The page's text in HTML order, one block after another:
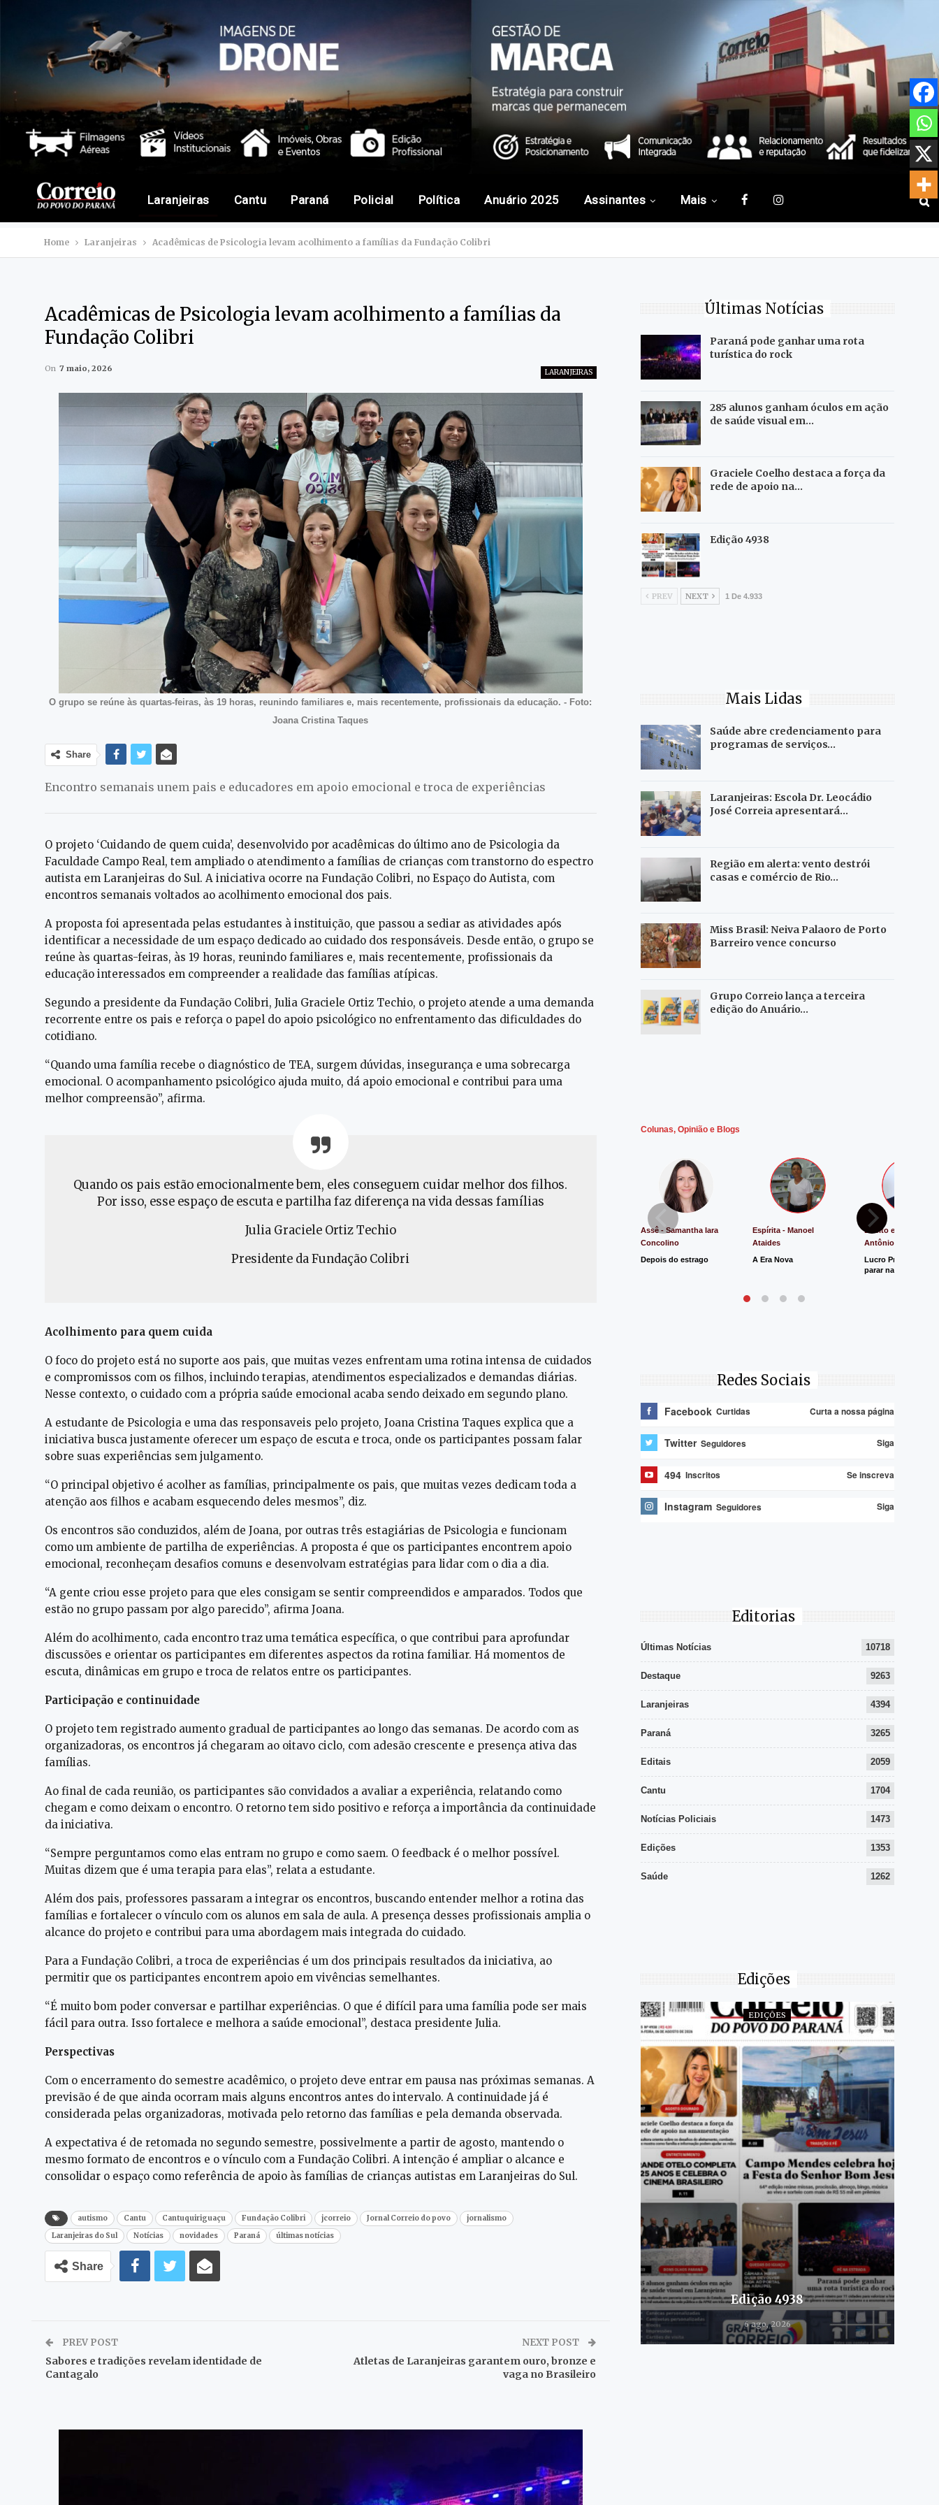
Laranjeiras Cantu Paraná Policial Política Anuário 2025 Assinantes Mais
Home Laranjeiras Acadêmicas de Psicologia levam acolhimento a famílias da Fundação Colibri
Acadêmicas de Psicologia levam acolhimento a famílias da
Fundação Colibri
LARANJEIRAS
On 7 maio, 2026
O grupo se reúne às quartas-feiras, às 19 horas, reunindo familiares e, mais recentemente, profissionais da educação. - Foto:
Joana Cristina Taques
Share
Encontro semanais unem pais e educadores em apoio emocional e troca de experiências
O projeto ‘Cuidando de quem cuida’, desenvolvido por acadêmicas do último ano de Psicologia da
Faculdade Campo Real, tem ampliado o atendimento a famílias de crianças com transtorno do espectro
autista em Laranjeiras do Sul. A iniciativa ocorre na Fundação Colibri, no Espaço do Autista, com
encontros semanais voltados ao acolhimento emocional dos pais.
A proposta foi apresentada pelas estudantes à instituição, que passou a sediar as atividades após
identificar a necessidade de um espaço dedicado ao cuidado dos responsáveis. Desde então, o grupo se
reúne às quartas-feiras, às 19 horas, reunindo familiares e, mais recentemente, profissionais da
educação interessados em compreender a realidade das famílias atípicas.
Segundo a presidente da Fundação Colibri, Julia Graciele Ortiz Techio, o projeto atende a uma demanda
recorrente entre os pais e reforça o papel do apoio psicológico no enfrentamento das dificuldades do
cotidiano.
“Quando uma família recebe o diagnóstico de TEA, surgem dúvidas, insegurança e uma sobrecarga
emocional. O acompanhamento psicológico ajuda muito, dá apoio emocional e contribui para uma
melhor compreensão”, afirma.
Quando os pais estão emocionalmente bem, eles conseguem cuidar melhor dos filhos.
Por isso, esse espaço de escuta e partilha faz diferença na vida dessas famílias
Julia Graciele Ortiz Techio
Presidente da Fundação Colibri
Acolhimento para quem cuida
O foco do projeto está no suporte aos pais, que muitas vezes enfrentam uma rotina intensa de cuidados
e compromissos com os filhos, incluindo terapias, atendimentos especializados e demandas diárias.
Nesse contexto, o cuidado com a própria saúde emocional acaba sendo deixado em segundo plano.
A estudante de Psicologia e uma das responsaveis pelo projeto, Joana Cristina Taques explica que a
iniciativa busca justamente oferecer um espaço de escuta e troca, onde os participantes possam falar
sobre suas experiências sem julgamento.
“O principal objetivo é acolher as famílias, principalmente os pais, que muitas vezes dedicam toda a
atenção aos filhos e acabam esquecendo deles mesmos”, diz.
Os encontros são conduzidos, além de Joana, por outras três estagiárias de Psicologia e funcionam
como um ambiente de partilha de experiências. A proposta é que os participantes encontrem apoio
emocional, reconheçam desafios comuns e desenvolvam estratégias para lidar com o dia a dia.
“A gente criou esse projeto para que eles consigam se sentir compreendidos e amparados. Todos que
estão no grupo passam por algo parecido”, afirma Joana.
Além do acolhimento, cada encontro traz uma temática específica, o que contribui para aprofundar
discussões e orientar os participantes em diferentes aspectos da rotina familiar. Há momentos de
escuta, dinâmicas em grupo e troca de relatos entre os participantes.
Participação e continuidade
O projeto tem registrado aumento gradual de participantes ao longo das semanas. De acordo com as
organizadoras, os encontros já chegaram ao oitavo ciclo, com adesão crescente e presença ativa das
famílias.
Ao final de cada reunião, os participantes são convidados a avaliar a experiência, relatando como
chegam e como deixam o encontro. O retorno tem sido positivo e reforça a importância da continuidade
da iniciativa.
“Sempre perguntamos como elas entram no grupo e como saem. O feedback é o melhor possível.
Muitas dizem que é uma terapia para elas”, relata a estudante.
Além dos pais, professores passaram a integrar os encontros, buscando entender melhor a rotina das
famílias e fortalecer o vínculo com os alunos em sala de aula. A presença desses profissionais amplia o
alcance do projeto e contribui para uma abordagem mais integrada do cuidado.
Para a Fundação Colibri, a troca de experiências é um dos principais resultados da iniciativa, ao
permitir que os participantes encontrem apoio em vivências semelhantes.
“É muito bom poder conversar e partilhar experiências. O que é difícil para uma família pode ser mais
fácil para outra. Isso fortalece e melhora a saúde emocional”, destaca presidente Julia.
Perspectivas
Com o encerramento do semestre acadêmico, o projeto deve entrar em pausa nas próximas semanas. A
previsão é de que ainda ocorram mais alguns encontros antes do intervalo. A continuidade já é
considerada pelas organizadoras, motivada pelo retorno das famílias e pela demanda observada.
A expectativa é de retomada no segundo semestre, possivelmente a partir de agosto, mantendo o
mesmo formato de encontros e o vínculo com a Fundação Colibri. A intenção é ampliar o alcance e
consolidar o espaço como referência de apoio às famílias de crianças autistas em Laranjeiras do Sul.
autismo Cantu Cantuquiriguaçu Fundação Colibri jcorreio Jornal Correio do povo
jornalismo
Laranjeiras do Sul
Notícias novidades Paraná últimas notícias
Share
PREV POST
Sabores e tradições revelam identidade de
Cantagalo
NEXT POST
Atletas de Laranjeiras garantem ouro, bronze e
vaga no Brasileiro
Últimas Notícias
Paraná pode ganhar uma rota
turística do rock
285 alunos ganham óculos em ação
de saúde visual em…
Graciele Coelho destaca a força da
rede de apoio na…
Edição 4938
PREV NEXT 1 De 4.933
Mais Lidas
Saúde abre credenciamento para
programas de serviços…
Laranjeiras: Escola Dr. Leocádio
José Correia apresentará…
Região em alerta: vento destrói
casas e comércio de Rio…
Miss Brasil: Neiva Palaoro de Porto
Barreiro vence concurso
Grupo Correio lança a terceira
edição do Anuário…
Colunas, Opinião e Blogs
Assê - Samantha Iara
Concolino
Depois do estrago
Espírita - Manoel
Ataides
A Era Nova
Direito e Justiça -
Antônio de Souza
Lucro Presumido
parar na Justiça
Redes Sociais
Facebook Curtidas Curta a nossa página
Twitter Seguidores Siga
494 Inscritos Se inscreva
Instagram Seguidores Siga
Editorias
Últimas Notícias 10718
Destaque 9263
Laranjeiras 4394
Paraná 3265
Editais 2059
Cantu 1704
Notícias Policiais 1473
Edições 1353
Saúde 1262
Edições
EDIÇÕES
Edição 4938
6 ago, 2026